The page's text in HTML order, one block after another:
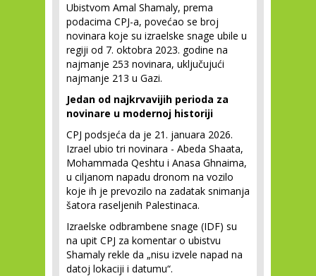
Ubistvom Amal Shamaly, prema
podacima CPJ-a, povećao se broj
novinara koje su izraelske snage ubile u
regiji od 7. oktobra 2023. godine na
najmanje 253 novinara, uključujući
najmanje 213 u Gazi.
Jedan od najkrvavijih perioda za
novinare u modernoj historiji
CPJ podsjeća da je 21. januara 2026.
Izrael ubio tri novinara - Abeda Shaata,
Mohammada Qeshtu i Anasa Ghnaima,
u ciljanom napadu dronom na vozilo
koje ih je prevozilo na zadatak snimanja
šatora raseljenih Palestinaca.
Izraelske odbrambene snage (IDF) su
na upit CPJ za komentar o ubistvu
Shamaly rekle da „nisu izvele napad na
datoj lokaciji i datumu“.